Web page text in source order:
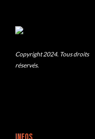
Copyright 2024. Tous droits
réservés.